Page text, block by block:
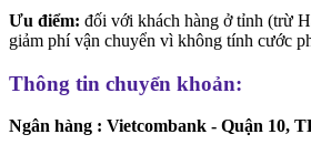
Ưu điểm: đối với khách hàng ở tỉnh (trừ
giảm phí vận chuyển vì không tính cước
Thông tin chuyển khoản:
Ngân hàng : Vietcombank - Quận 10,